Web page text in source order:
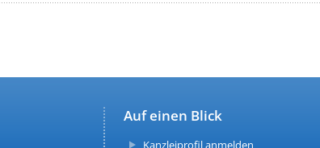
Auf einen Blick
Kanzleiprofil anmelden